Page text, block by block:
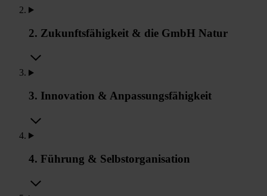
2. Zukunftsfähigkeit & die GmbH Natur
3. Innovation & Anpassungsfähigkeit
4. Führung & Selbstorganisation